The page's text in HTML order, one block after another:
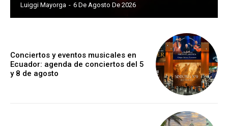
Luiggi Mayorga - 6 De Agosto De 2026
Conciertos y eventos musicales en
Ecuador: agenda de conciertos del 5
y 8 de agosto